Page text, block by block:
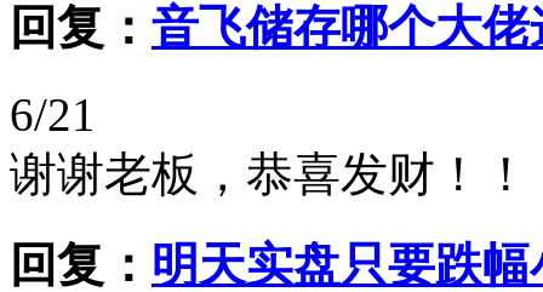
回复： 音飞储存哪个大
6/21
谢谢老板，恭喜发财！！
回复： 明天实盘只要跌